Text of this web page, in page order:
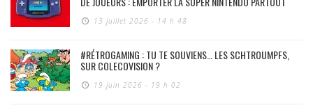
13 juillet 2026 - 14 h 48
#RÉTROGAMING : TU TE SOUVIENS… LES SCHTROUMPFS,
SUR COLECOVISION ?
19 juin 2026 - 19 h 02